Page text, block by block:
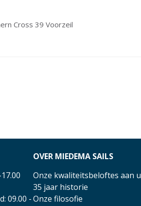
Cross 39 Voorzeil
09.00 -
OVER MIEDEMA SAILS
Onze kwaliteitsbeloftes aan u
35 jaar historie
Onze filosofie